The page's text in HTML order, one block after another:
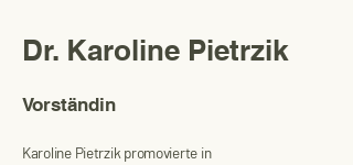
Dr. Karoline Pietrzik
Vorständin
Karoline Pietrzik promovierte in